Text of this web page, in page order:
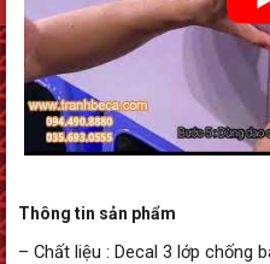
Thông tin sản phẩm
– Chất liệu : Decal 3 lớp chống